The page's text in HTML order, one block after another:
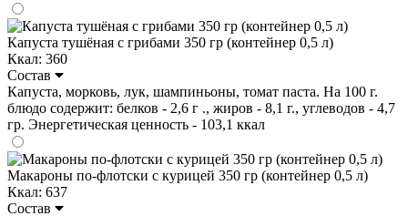
Капуста тушёная с грибами 350 гр (контейнер 0,5 л)
Ккал: 360
Состав
Капуста, морковь, лук, шампиньоны, томат паста. На 100 г.
блюдо содержит: белков - 2,6 г ., жиров - 8,1 г., углеводов - 4,7
гр. Энергетическая ценность - 103,1 ккал
Макароны по-флотски с курицей 350 гр (контейнер 0,5 л)
Ккал: 637
Состав